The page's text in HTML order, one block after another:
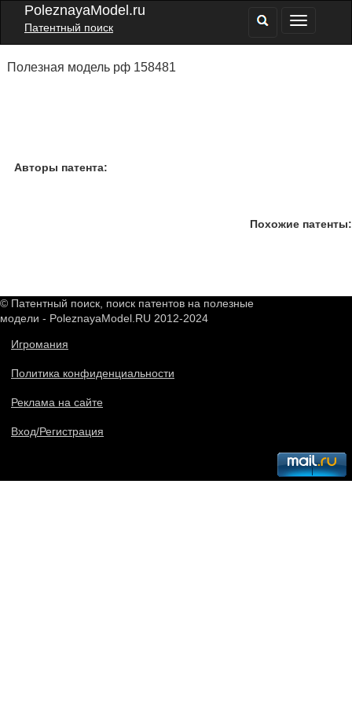
PoleznayaModel.ru
Патентный поиск
Полезная модель рф 158481
Авторы патента:
Похожие патенты:
© Патентный поиск, поиск патентов на полезные
модели - PoleznayaModel.RU 2012-2024
Игромания
Политика конфиденциальности
Реклама на сайте
Вход/Регистрация